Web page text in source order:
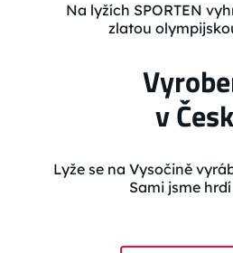
Na lyžích SPORTEN
zlatou
v
Lyže se na Vysočině
Sami jsme